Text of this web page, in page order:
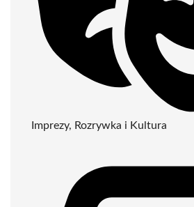
Imprezy, Rozrywka i Kultura